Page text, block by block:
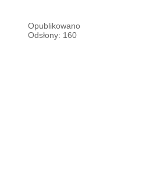
Opublikowano
Odsłony: 160